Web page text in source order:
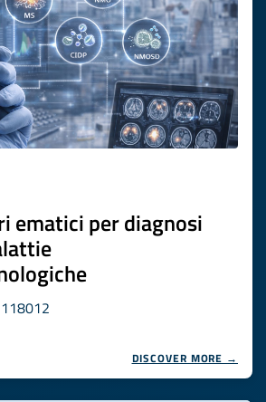
ematici per diagnosi
DISCOVER MORE →